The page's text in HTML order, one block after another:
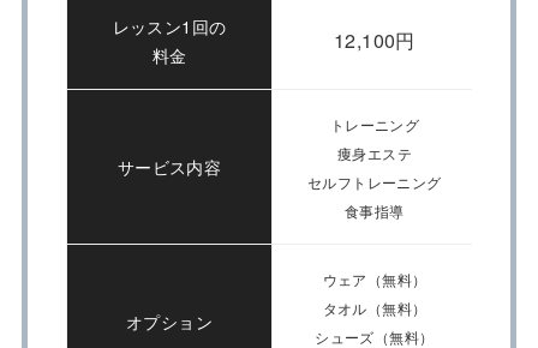
レッスン1回の
料金
12,100円
サービス内容
トレーニング
痩身エステ
セルフトレーニング
食事指導
オプション
ウェア（無料）
タオル（無料）
シューズ（無料）